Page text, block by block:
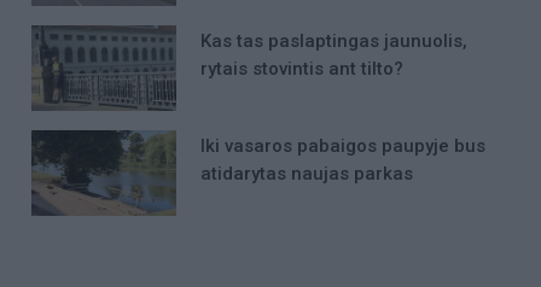
Kas tas paslaptingas jaunuolis,
rytais stovintis ant tilto?
Iki vasaros pabaigos paupyje bus
atidarytas naujas parkas